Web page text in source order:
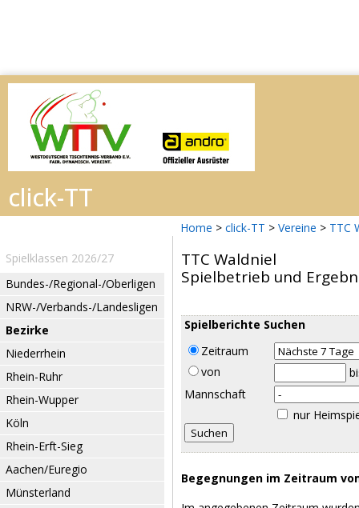
Home > click-TT > Vereine > TTC
Spielklassen 2026/27
Bundes-/Regional-/Oberligen
NRW-/Verbands-/Landesligen
Bezirke
Niederrhein
Rhein-Ruhr
Rhein-Wupper
Köln
Rhein-Erft-Sieg
Aachen/Euregio
Münsterland
TTC Waldniel
Spielbetrieb und
Spielberichte Suchen
Zeitraum
von
Mannschaft
nur
Begegnungen im Zeitraum